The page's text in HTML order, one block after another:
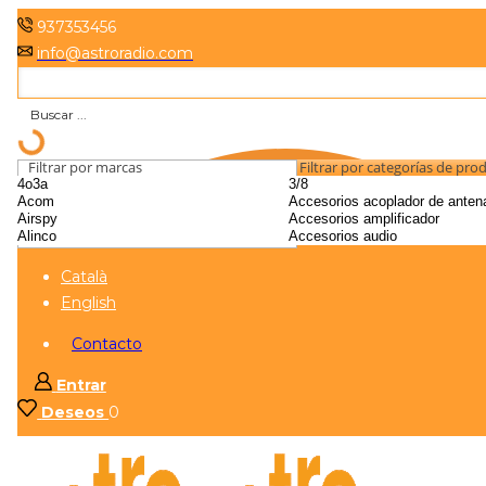
937353456
info@astroradio.com
Filtrar por marcas Filtrar por categorías de
Català
English
Contacto
Entrar
Deseos 0